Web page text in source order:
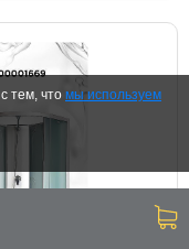
тем, что мы используем